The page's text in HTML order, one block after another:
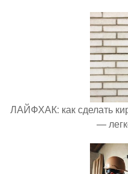
ЛАЙФХАК: как сделать
—